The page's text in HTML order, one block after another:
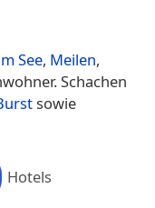
See, Meilen,
Schachen
sowie
Hotels